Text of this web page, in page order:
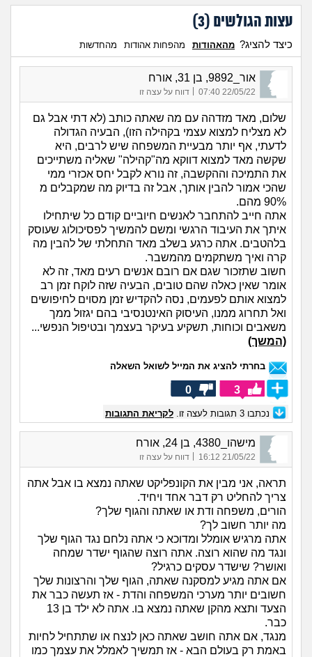
עצות הגולשים (3
)
כיצד להציג? מהאהודות מהפחות אהודות מהחדשות
אור_9892, בן 31, אורח
22/05/22 07:40
| דווח על עצה זו
שלום, מאד מזדהה עם מה שאתה כותב (לא דתי אבל גם
לא מצליח למצוא עצמי בקהילה הזו), הבעיה הגדולה
לדעתי, אף יותר מבעיית המשפחה שיש לרבים, היא
שקשה מאד למצוא דווקא מה"קהילה" שאליה משתייכים
את התמיכה וההקשבה, זה נורא לקבל יחס אכזרי ממי
שהכי אמור להבין אותך, אבל זה בדיוק מה שמקבלים מ
90% מהם.
אתה חייב להתחבר לאנשים חיוביים קודם כל שיתחילו
איתך את העיבוד הרגשי ומשם להמשיך לפסיכולוג שעוסק
בלהטבים. אתה כרגע בשלב מאד התחלתי של להבין מה
קרה ואיך משתקמים מהמשבר.
חשוב שתזכור שגם אם רובם אנשים רעים מאד, זה לא
אומר שאין כאלה שהם טובים, הבעיה שזה לוקח זמן רב
למצוא אותם לפעמים, נסה להקדיש זמן מסוים לחיפושים
ואל תחרוג ממנו, העיסוק האינטנסיבי בהם יגזול ממך
משאבים וכוחות, תשקיע בעיקר בעצמך ובטיפול הנפשי...
(המשך)
בחרתי להציג את המייל לשואל השאלה
3
0
נכתבו 3 תגובות לעצה זו. לקריאת התגובות
מישהו_4380, בן 24, אורח
21/05/22 16:12
| דווח על עצה זו
תראה, אני מבין את הקונפליקט שאתה נמצא בו אבל אתה
צריך להחליט רק דבר אחד ויחיד.
הורים, משפחה ודת או שאתה והגוף שלך?
מה יותר חשוב לך?
אתה מרגיש אומלל ומדוכא כי אתה נלחם נגד הגוף שלך
ונגד מה שהוא רוצה. אתה רוצה שהגוף ישדר שמחה
ואושר? שישדר עסקים כרגיל?
אם אתה מגיע למסקנה שאתה, הגוף שלך והרצונות שלך
חשובים יותר מערכי המשפחה והדת - אז תעשה כבר את
הצעד ותצא מהקן שאתה נמצא בו. אתה לא ילד בן 13
כבר.
מנגד, אם אתה חושב שאתה כאן לנצח או שתתחיל לחיות
באמת רק בעולם הבא - אז תמשיך לאמלל את עצמך כמו